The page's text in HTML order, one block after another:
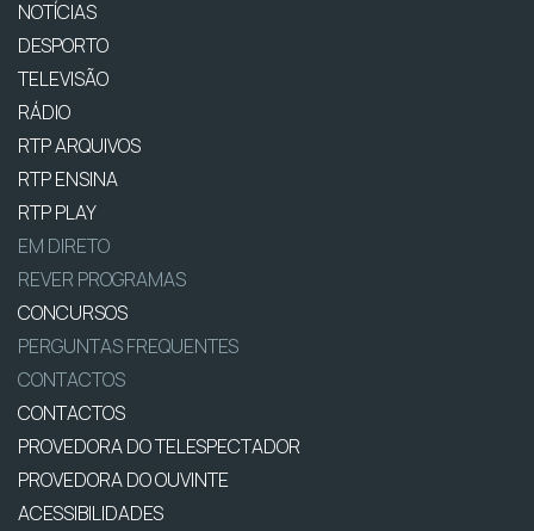
NOTÍCIAS
DESPORTO
TELEVISÃO
RÁDIO
RTP ARQUIVOS
RTP ENSINA
RTP PLAY
EM DIRETO
REVER PROGRAMAS
CONCURSOS
PERGUNTAS FREQUENTES
CONTACTOS
CONTACTOS
PROVEDORA DO TELESPECTADOR
PROVEDORA DO OUVINTE
ACESSIBILIDADES